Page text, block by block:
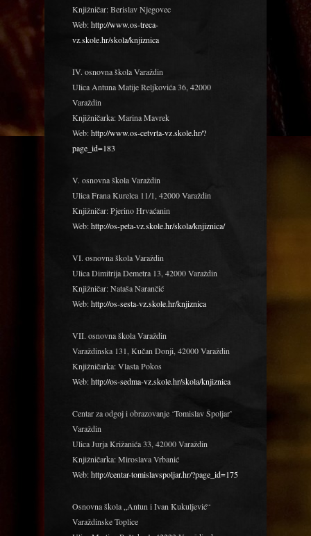
Knjižničar: Berislav Njegovec
Web:http://www.os-treca-
vz.skole.hr/skola/knjiznica
IV. osnovna škola Varaždin
Ulica Antuna Matije Reljkovića 36, 42000
Varaždin
Knjižničarka: Marina Mavrek
Web:http://www.os-cetvrta-vz.skole.hr/?
page_id=183
V. osnovna škola Varaždin
Ulica Frana Kurelca 11/1, 42000 Varaždin
Knjižničar: Pjerino Hrvaćanin
Web:http://os-peta-vz.skole.hr/skola/knjiznica/
VI. osnovna škola Varaždin
Ulica Dimitrija Demetra 13, 42000 Varaždin
Knjižničar: Nataša Narančić
Web:http://os-sesta-vz.skole.hr/knjiznica
VII. osnovna škola Varaždin
Varaždinska 131, Kučan Donji, 42000 Varaždin
Knjižničarka: Vlasta Pokos
Web:http://os-sedma-vz.skole.hr/skola/knjiznica
Centar za odgoj i obrazovanje ‘Tomislav Špoljar’
Varaždin
Ulica Jurja Križanića 33, 42000 Varaždin
Knjižničarka: Miroslava Vrbanić
Web:http://centar-tomislavspoljar.hr/?page_id=175
Osnovna škola „Antun i Ivan Kukuljević“
Varaždinske Toplice